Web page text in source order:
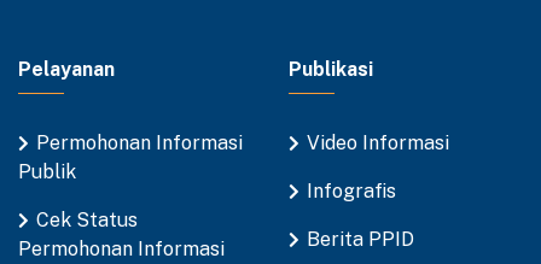
Pelayanan
Permohonan Informasi
Publik
Cek Status
Permohonan Informasi
Publikasi
Video Informasi
Infografis
Berita PPID